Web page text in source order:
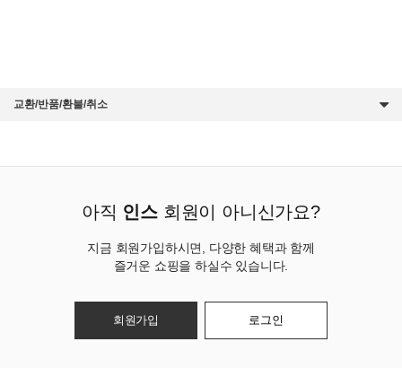
교환/반품/환불/취소
아직 인스 회원이 아니신가요?
지금 회원가입하시면, 다양한 혜택과 함께
즐거운 쇼핑을 하실수 있습니다.
회원가입 로그인